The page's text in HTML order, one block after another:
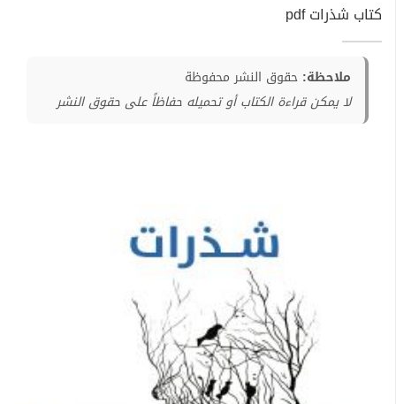
كتاب شذرات pdf
ملاحظة: حقوق النشر محفوظة
لا يمكن قراءة الكتاب أو تحميله حفاظاً على حقوق النشر